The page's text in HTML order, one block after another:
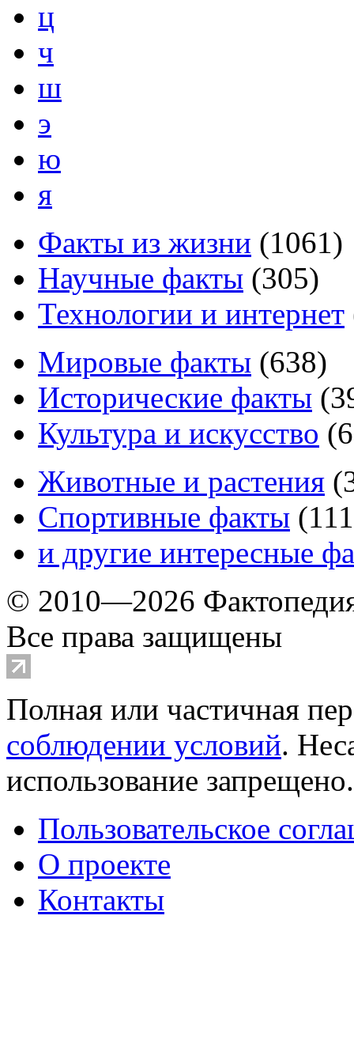
ц
ч
ш
э
ю
я
Факты из жизни (1061)
Научные факты (305)
Технологии и интернет
Мировые факты (638)
Исторические факты (
Культура и искусство (
Животные и растения (
Спортивные факты (111
и другие интересные
© 2010—2026
Все права защищены
Полная или частичная
соблюдении условий.
использование
Пользовательское
О проекте
Контакты